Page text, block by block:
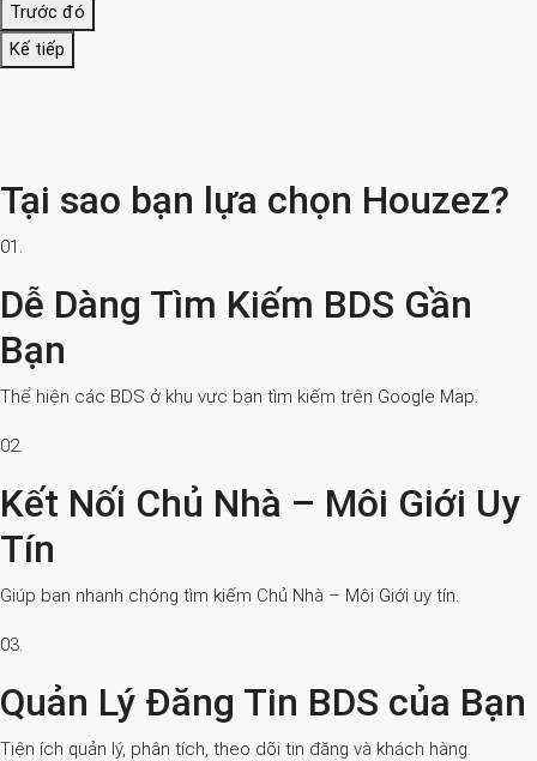
Trước đó
Kế tiếp
Tại sao bạn lựa chọn Houzez?
01.
Dễ Dàng Tìm Kiếm BDS Gần
Bạn
Thể hiện các BDS ở khu vực bạn tìm kiếm trên Google Map.
02.
Kết Nối Chủ Nhà – Môi Giới Uy
Tín
Giúp bạn nhanh chóng tìm kiếm Chủ Nhà – Môi Giới uy tín.
03.
Quản Lý Đăng Tin BDS của Bạn
Tiện ích quản lý, phân tích, theo dõi tin đăng và khách hàng.